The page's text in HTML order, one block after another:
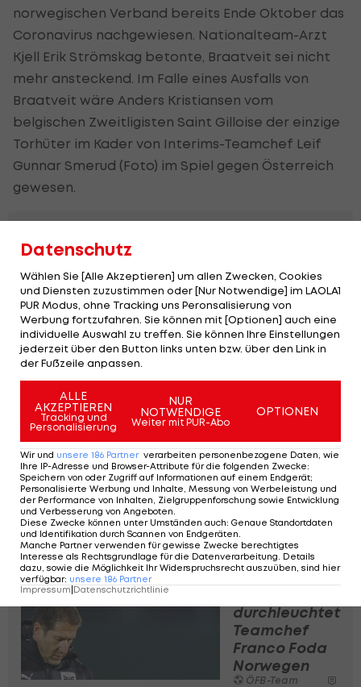
norwegischen Verband bereits Ende Oktober das
Coronavirus nachgewiesen. Nationalteam-Arzt
Kjell Erik Strömskag betonte, Braatveit sei nicht
mehr ansteckend. Im Falle eines Ausfalls von
Braatveit wäre Anders Kristiansen vom
belgischen Zweitligisten Saint Gilloise der einzige
Torhüter im Kader von Interims-Teamchef Leif
Gunnar Smerud (Foto) im Spiel gegen Österreich
gewesen.
Legende
ÖFB-Team
Kommentar:
Wie
unattraktiv
siegen?
Foda und
die
Attraktivität:
"Wir sind
nicht blind"
ÖFB-Team
durchleuchtet
Teamchef
Franco Foda
Norwegen
ÖFB-Team
Datenschutz
Wählen Sie [Alle Akzeptieren] um allen Zwecken, Cookies
und Diensten zuzustimmen oder [Nur Notwendige] im LAOLA1
PUR Modus, ohne Tracking uns Peronsalisierung von
Werbung fortzufahren. Sie können mit [Optionen] auch eine
individuelle Auswahl zu treffen. Sie können Ihre Einstellungen
jederzeit über den Button links unten bzw. über den Link in
der Fußzeile anpassen.
ALLE
AKZEPTIEREN
Tracking und
Personalisierung
NUR
NOTWENDIGE
Weiter mit PUR-Abo
OPTIONEN
Wir und unsere 186 Partner verarbeiten personenbezogene Daten, wie
Ihre IP-Adresse und Browser-Attribute für die folgenden Zwecke:
Speichern von oder Zugriff auf Informationen auf einem Endgerät;
Personalisierte Werbung und Inhalte, Messung von Werbeleistung und
der Performance von Inhalten, Zielgruppenforschung sowie Entwicklung
und Verbesserung von Angeboten.
Diese Zwecke können unter Umständen auch: Genaue Standortdaten
und Identifikation durch Scannen von Endgeräten.
Manche Partner verwenden für gewisse Zwecke berechtigtes
Interesse als Rechtsgrundlage für die Datenverarbeitung. Details
dazu, sowie die Möglichkeit Ihr Widerspruchsrecht auszuüben, sind hier
verfügbar: unsere 186 Partner
Impressum Datenschutzrichtlinie